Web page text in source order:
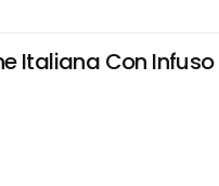
Italiana Con